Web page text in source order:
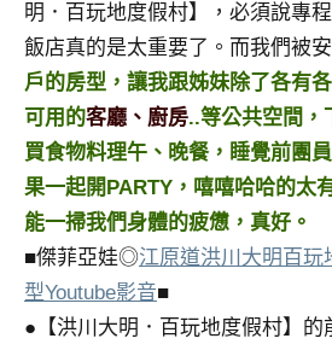
目
主
持、
吳
哥
泰
國
旅
遊
明．百玩地度假村】，必須說專
飯店真的是太重要了。而我們被
戶的房型，讓我跟姊妹除了各有
可用的客廳、廚房..等公共空間，
買食物料理午、晚餐，睡覺前團
果一起開PARTY，嘻嘻哈哈的太
能一掃我們身體的疲憊，真好。
■傑菲亞娃◎江原道洪川大明百玩
型Youtube影音■
●【洪川大明．百玩地度假村】的